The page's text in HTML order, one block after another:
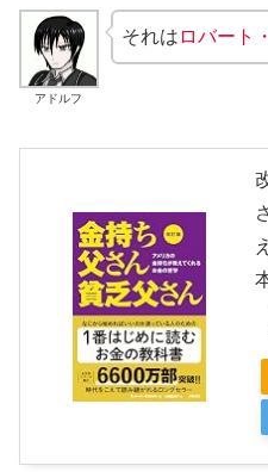
アドルフ
それは ロバート